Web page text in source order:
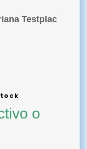
Testplac
o